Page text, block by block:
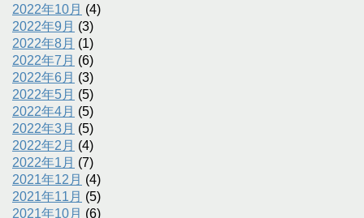
2022年10月 (4)
2022年9月 (3)
2022年8月 (1)
2022年7月 (6)
2022年6月 (3)
2022年5月 (5)
2022年4月 (5)
2022年3月 (5)
2022年2月 (4)
2022年1月 (7)
2021年12月 (4)
2021年11月 (5)
2021年10月 (6)